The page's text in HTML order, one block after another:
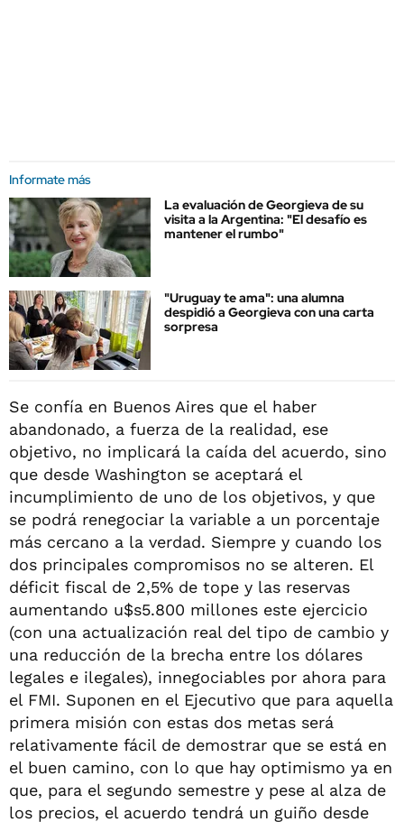
Informate más
La evaluación de Georgieva de su
visita a la Argentina: "El desafío es
mantener el rumbo"
"Uruguay te ama": una alumna
despidió a Georgieva con una carta
sorpresa
Se confía en Buenos Aires que el haber
abandonado, a fuerza de la realidad, ese
objetivo, no implicará la caída del acuerdo, sino
que desde Washington se aceptará el
incumplimiento de uno de los objetivos, y que
se podrá renegociar la variable a un porcentaje
más cercano a la verdad. Siempre y cuando los
dos principales compromisos no se alteren. El
déficit fiscal de 2,5% de tope y las reservas
aumentando u$s5.800 millones este ejercicio
(con una actualización real del tipo de cambio y
una reducción de la brecha entre los dólares
legales e ilegales), innegociables por ahora para
el FMI. Suponen en el Ejecutivo que para aquella
primera misión con estas dos metas será
relativamente fácil de demostrar que se está en
el buen camino, con lo que hay optimismo ya en
que, para el segundo semestre y pese al alza de
los precios, el acuerdo tendrá un guiño desde